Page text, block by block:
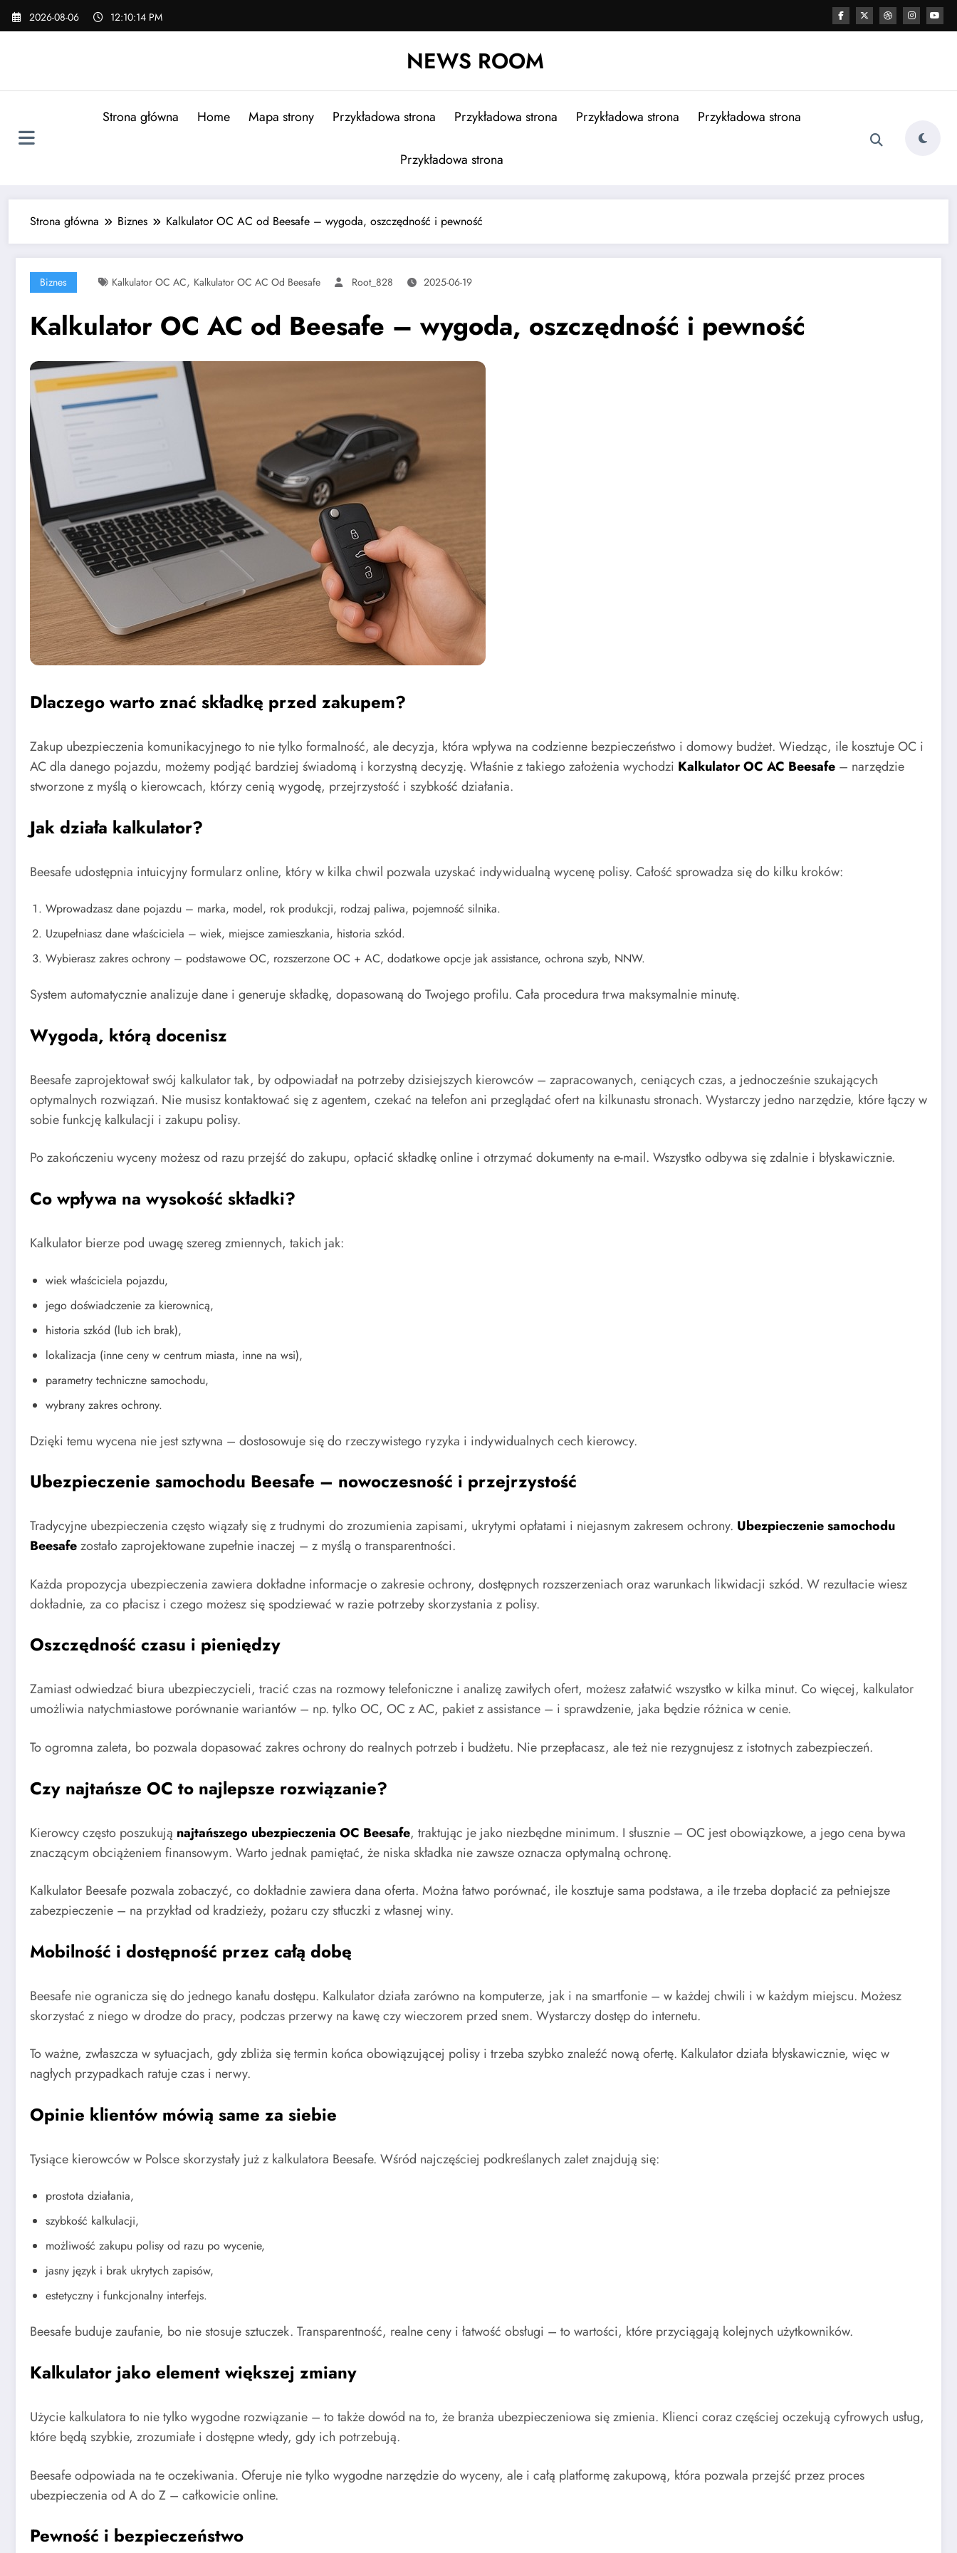
Skip
2026-08-06 12:10:15 PM
NEWS ROOM
Strona główna Home Mapa strony Przykładowa strona Przykładowa strona Przykładowa strona Przykładowa strona
Przykładowa strona
Strona główna Biznes Kalkulator OC AC od Beesafe – wygoda, oszczędność i pewność
Biznes Kalkulator OC AC, Kalkulator OC AC Od Beesafe Root_828 2025-06-19
Kalkulator OC AC od Beesafe – wygoda, oszczędność i pewność
Dlaczego warto znać składkę przed zakupem?
Zakup ubezpieczenia komunikacyjnego to nie tylko formalność, ale decyzja, która wpływa na codzienne bezpieczeństwo i domowy budżet. Wiedząc, ile kosztuje OC i
AC dla danego pojazdu, możemy podjąć bardziej świadomą i korzystną decyzję. Właśnie z takiego założenia wychodzi Kalkulator OC AC Beesafe – narzędzie
stworzone z myślą o kierowcach, którzy cenią wygodę, przejrzystość i szybkość działania.
Jak działa kalkulator?
Beesafe udostępnia intuicyjny formularz online, który w kilka chwil pozwala uzyskać indywidualną wycenę polisy. Całość sprowadza się do kilku kroków:
Wprowadzasz dane pojazdu – marka, model, rok produkcji, rodzaj paliwa, pojemność silnika.
Uzupełniasz dane właściciela – wiek, miejsce zamieszkania, historia szkód.
Wybierasz zakres ochrony – podstawowe OC, rozszerzone OC + AC, dodatkowe opcje jak assistance, ochrona szyb, NNW.
System automatycznie analizuje dane i generuje składkę, dopasowaną do Twojego profilu. Cała procedura trwa maksymalnie minutę.
Wygoda, którą docenisz
Beesafe zaprojektował swój kalkulator tak, by odpowiadał na potrzeby dzisiejszych kierowców – zapracowanych, ceniących czas, a jednocześnie szukających
optymalnych rozwiązań. Nie musisz kontaktować się z agentem, czekać na telefon ani przeglądać ofert na kilkunastu stronach. Wystarczy jedno narzędzie, które łączy w
sobie funkcję kalkulacji i zakupu polisy.
Po zakończeniu wyceny możesz od razu przejść do zakupu, opłacić składkę online i otrzymać dokumenty na e-mail. Wszystko odbywa się zdalnie i błyskawicznie.
Co wpływa na wysokość składki?
Kalkulator bierze pod uwagę szereg zmiennych, takich jak:
wiek właściciela pojazdu,
jego doświadczenie za kierownicą,
historia szkód (lub ich brak),
lokalizacja (inne ceny w centrum miasta, inne na wsi),
parametry techniczne samochodu,
wybrany zakres ochrony.
Dzięki temu wycena nie jest sztywna – dostosowuje się do rzeczywistego ryzyka i indywidualnych cech kierowcy.
Ubezpieczenie samochodu Beesafe – nowoczesność i przejrzystość
Tradycyjne ubezpieczenia często wiązały się z trudnymi do zrozumienia zapisami, ukrytymi opłatami i niejasnym zakresem ochrony. Ubezpieczenie samochodu
Beesafezostało zaprojektowane zupełnie inaczej – z myślą o transparentności.
Każda propozycja ubezpieczenia zawiera dokładne informacje o zakresie ochrony, dostępnych rozszerzeniach oraz warunkach likwidacji szkód. W rezultacie wiesz
dokładnie, za co płacisz i czego możesz się spodziewać w razie potrzeby skorzystania z polisy.
Oszczędność czasu i pieniędzy
Zamiast odwiedzać biura ubezpieczycieli, tracić czas na rozmowy telefoniczne i analizę zawiłych ofert, możesz załatwić wszystko w kilka minut. Co więcej, kalkulator
umożliwia natychmiastowe porównanie wariantów – np. tylko OC, OC z AC, pakiet z assistance – i sprawdzenie, jaka będzie różnica w cenie.
To ogromna zaleta, bo pozwala dopasować zakres ochrony do realnych potrzeb i budżetu. Nie przepłacasz, ale też nie rezygnujesz z istotnych zabezpieczeń.
Czy najtańsze OC to najlepsze rozwiązanie?
Kierowcy często poszukują najtańszego ubezpieczenia OC Beesafe, traktując je jako niezbędne minimum. I słusznie – OC jest obowiązkowe, a jego cena bywa
znaczącym obciążeniem finansowym. Warto jednak pamiętać, że niska składka nie zawsze oznacza optymalną ochronę.
Kalkulator Beesafe pozwala zobaczyć, co dokładnie zawiera dana oferta. Można łatwo porównać, ile kosztuje sama podstawa, a ile trzeba dopłacić za pełniejsze
zabezpieczenie – na przykład od kradzieży, pożaru czy stłuczki z własnej winy.
Mobilność i dostępność przez całą dobę
Beesafe nie ogranicza się do jednego kanału dostępu. Kalkulator działa zarówno na komputerze, jak i na smartfonie – w każdej chwili i w każdym miejscu. Możesz
skorzystać z niego w drodze do pracy, podczas przerwy na kawę czy wieczorem przed snem. Wystarczy dostęp do internetu.
To ważne, zwłaszcza w sytuacjach, gdy zbliża się termin końca obowiązującej polisy i trzeba szybko znaleźć nową ofertę. Kalkulator działa błyskawicznie, więc w
nagłych przypadkach ratuje czas i nerwy.
Opinie klientów mówią same za siebie
Tysiące kierowców w Polsce skorzystały już z kalkulatora Beesafe. Wśród najczęściej podkreślanych zalet znajdują się:
prostota działania,
szybkość kalkulacji,
możliwość zakupu polisy od razu po wycenie,
jasny język i brak ukrytych zapisów,
estetyczny i funkcjonalny interfejs.
Beesafe buduje zaufanie, bo nie stosuje sztuczek. Transparentność, realne ceny i łatwość obsługi – to wartości, które przyciągają kolejnych użytkowników.
Kalkulator jako element większej zmiany
Użycie kalkulatora to nie tylko wygodne rozwiązanie – to także dowód na to, że branża ubezpieczeniowa się zmienia. Klienci coraz częściej oczekują cyfrowych usług,
które będą szybkie, zrozumiałe i dostępne wtedy, gdy ich potrzebują.
Beesafe odpowiada na te oczekiwania. Oferuje nie tylko wygodne narzędzie do wyceny, ale i całą platformę zakupową, która pozwala przejść przez proces
ubezpieczenia od A do Z – całkowicie online.
Pewność i bezpieczeństwo